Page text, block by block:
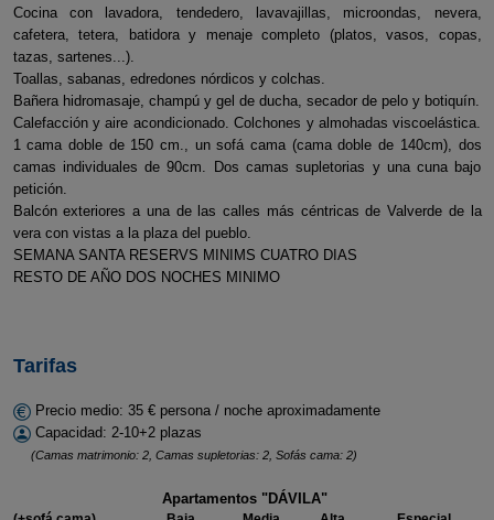
Cocina con lavadora, tendedero, lavavajillas, microondas, nevera,
cafetera, tetera, batidora y menaje completo (platos, vasos, copas,
tazas, sartenes...).
Toallas, sabanas, edredones nórdicos y colchas.
Bañera hidromasaje, champú y gel de ducha, secador de pelo y botiquín.
Calefacción y aire acondicionado. Colchones y almohadas viscoelástica.
1 cama doble de 150 cm., un sofá cama (cama doble de 140cm), dos
camas individuales de 90cm. Dos camas supletorias y una cuna bajo
petición.
Balcón exteriores a una de las calles más céntricas de Valverde de la
vera con vistas a la plaza del pueblo.
SEMANA SANTA RESERVS MINIMS CUATRO DIAS
RESTO DE AÑO DOS NOCHES MINIMO
Tarifas
Precio medio: 35 € persona / noche aproximadamente
Capacidad: 2-10+2 plazas
(Camas matrimonio: 2, Camas supletorias: 2, Sofás cama: 2)
Apartamentos "DÁVILA"